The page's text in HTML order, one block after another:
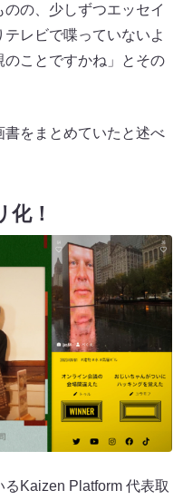
の、少しずつエッセイ
レビで喋っていないよ
ことですかね」とその
をまとめていたと述べ
化！
るKaizen Platform 代表取